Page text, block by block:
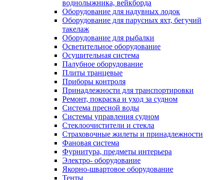
воднолыжника, вейкборда
Оборудование для надувных лодок
Оборудование для парусных яхт, бегучий
такелаж
Оборудование для рыбалки
Осветительное оборудование
Осушительная система
Палубное оборудование
Плиты транцевые
Приборы контроля
Принадлежности для транспортировки
Ремонт, покраска и уход за судном
Система пресной воды
Системы управления судном
Стеклоочистители и стекла
Страховочные жилеты и принадлежности
Фановая система
Фурнитура, предметы интерьера
Электро- оборудование
Якорно-швартовое оборудование
Тенты